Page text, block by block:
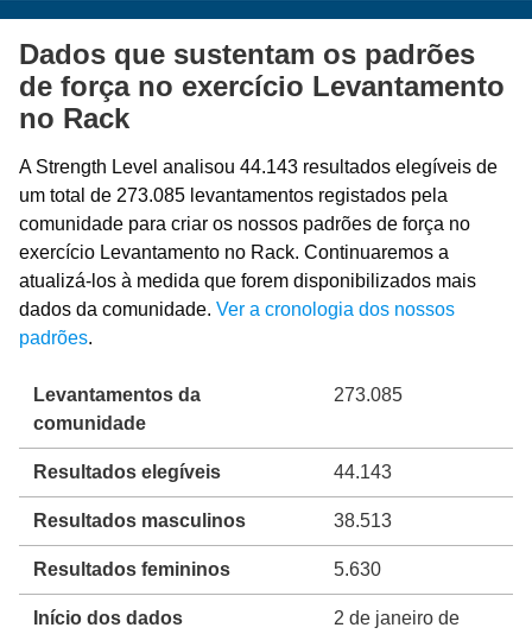
Dados que sustentam os padrões
de força no exercício Levantamento
no Rack
A Strength Level analisou 44.143 resultados elegíveis de
um total de 273.085 levantamentos registados pela
comunidade para criar os nossos padrões de força no
exercício Levantamento no Rack. Continuaremos a
atualizá-los à medida que forem disponibilizados mais
dados da comunidade. Ver a cronologia dos nossos
padrões.
Levantamentos da
comunidade
273.085
Resultados elegíveis 44.143
Resultados masculinos 38.513
Resultados femininos 5.630
Início dos dados
2 de janeiro de